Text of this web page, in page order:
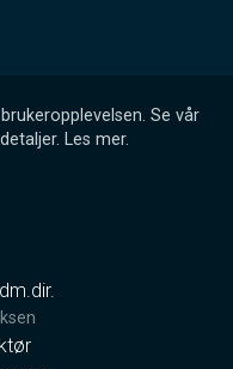
Se vår
Les mer.